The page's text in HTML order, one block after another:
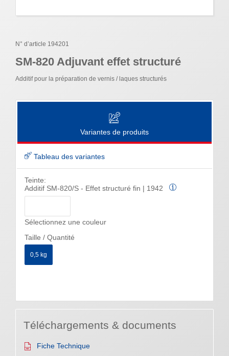
N° d’article 194201
SM-820 Adjuvant effet structuré
Additif pour la préparation de vernis / laques structurés
Variantes de produits
Tableau des variantes
Teinte:
Additif SM-820/S - Effet structuré fin | 1942
Sélectionnez une couleur
Taille / Quantité
0,5 kg
Téléchargements & documents
Fiche Technique